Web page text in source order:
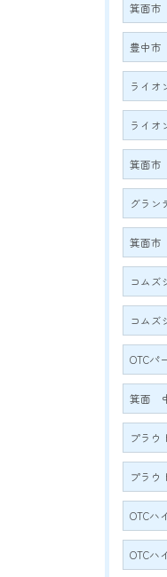
箕面
豊中
ライオ
ライ
箕面
グラ
箕面市
コムズ
コム
OTCパ
箕面
プラウ
プラ
OTCハ
OTCハ